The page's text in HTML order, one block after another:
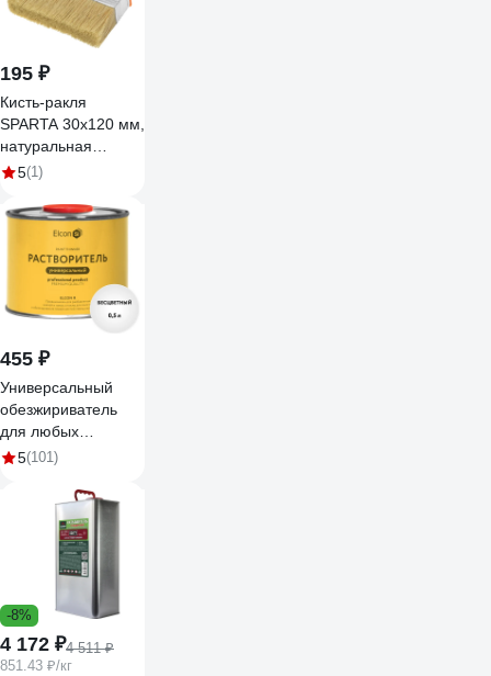
195 ₽
Кисть-ракля
SPARTA 30x120 мм,
натуральная
щетина,
корпус,
пластмассовая
ручка 841068
5(1)
455 ₽
Универсальный
обезжириватель
для любых
поверхностей Elcon
5(101)
-8%
4 172 ₽4 511 ₽
851.43 ₽/кг